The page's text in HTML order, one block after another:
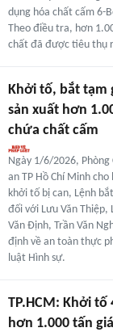
dụng hóa chất cấm 6-
Theo điều tra, hơn
chất đã được tiêu thụ
Khởi tố, bắt tạm
sản xuất hơn
chứa chất cấm
Ngày 1/6/2026, Phòng
an TP Hồ Chí Minh
khởi tố bị can, Lệnh
đối với Lưu Văn Thiệp,
Văn Định, Trần Văn
định về an toàn thực
luật Hình sự.
TP.HCM: Khởi tố
hơn 1.000 tấn